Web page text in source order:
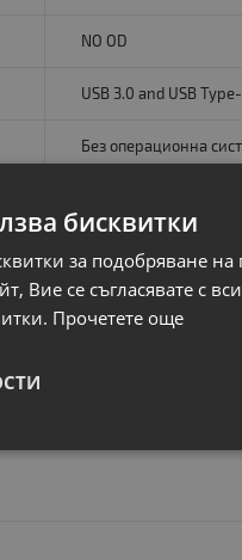
NO OD
USB 3.0 and USB
Без операционна
HDMI
бисквитки
за подобряване
Вие се съгласявате с
Прочетете още